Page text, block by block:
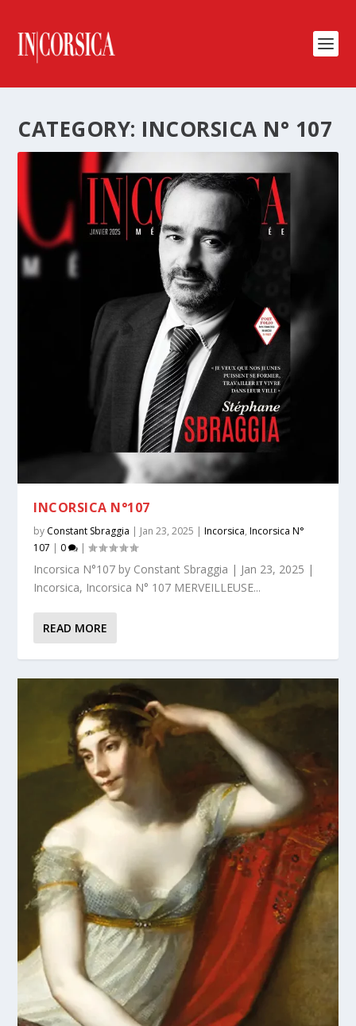
CATEGORY: INCORSICA N° 107
INCORSICA N°107
by Constant Sbraggia | Jan 23, 2025 |Incorsica,Incorsica N°
107 | 0 |
Incorsica N°107 by Constant Sbraggia | Jan 23, 2025 |
Incorsica, Incorsica N° 107 MERVEILLEUSE...
READ MORE